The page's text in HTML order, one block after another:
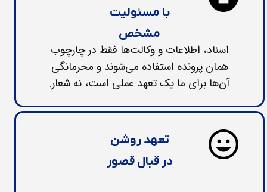
اسناد، اطلاعات و وکالت‌ها فقط در چارچوب
همان پرونده استفاده می‌شوند و محرمانگی
آن‌ها برای ما یک تعهد عملی است، نه شعار.
​​​​​​​با مسئولیت
مشخص
تعهد روشن
در قبال قصور